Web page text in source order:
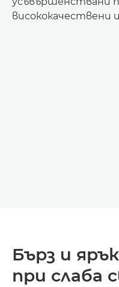
висококачествени
Бърз и
при слаба